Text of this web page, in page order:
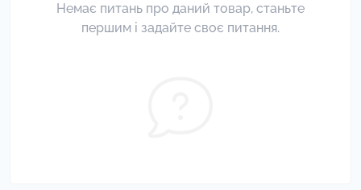
Немає питань про даний товар, станьте
першим і задайте своє питання.